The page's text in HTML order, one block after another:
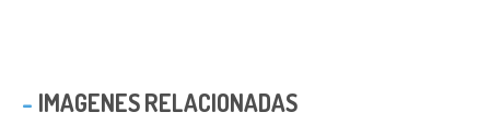
IMAGENES RELACIONADAS